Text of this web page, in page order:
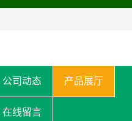
公司动态 产品展厅
在线留言